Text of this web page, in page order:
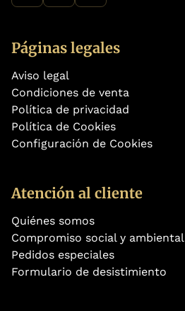
Páginas legales
Aviso legal
Condiciones de venta
Política de privacidad
Política de Cookies
Configuración de Cookies
Atención al cliente
Quiénes somos
Compromiso social y ambiental
Pedidos especiales
Formulario de desistimiento